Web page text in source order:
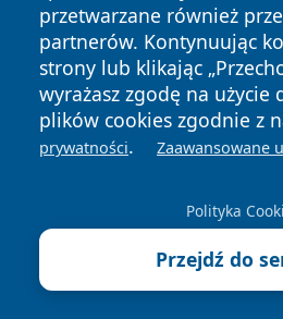
przetwarzane również
partnerów. Kontynuując
strony lub klikając
wyrażasz zgodę na użycie
plików cookies zgodnie z
prywatności. Zaawansowane
Polityka
Przejdź do
News Autorzy
Polityka
Prywatności